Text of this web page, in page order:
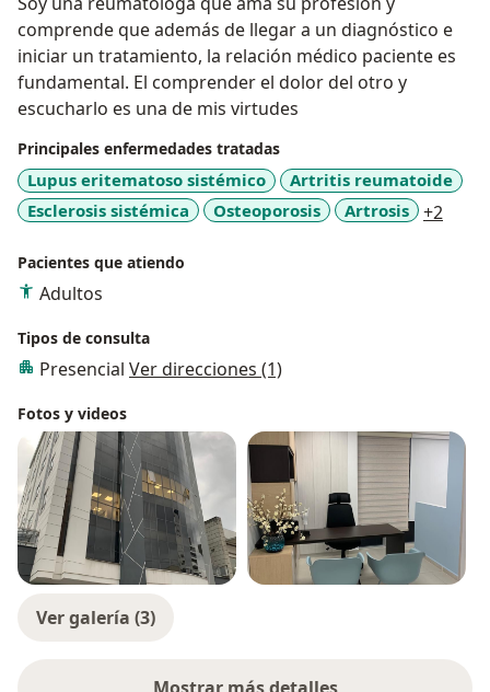
comprende que además de llegar a un diagnóstico e
iniciar un tratamiento, la relación médico paciente es
fundamental. El comprender el dolor del otro y
escucharlo es una de mis virtudes
Principales enfermedades tratadas
Lupus eritematoso sistémico
Artritis reumatoide
Esclerosis sistémica
Osteoporosis Artrosis +2
Pacientes que atiendo
Adultos
Tipos de consulta
Presencial Ver direcciones (1)
Fotos y videos
Ver galería (3)